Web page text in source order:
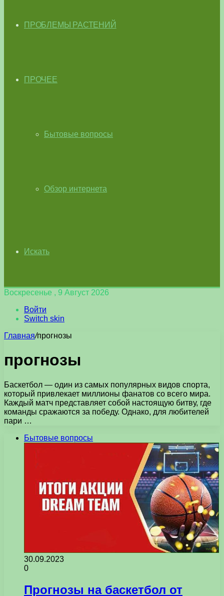
ПРОБЛЕМЫ РАСТЕНИЙ
ПРОЧЕЕ
Бытовые вопросы
Обзор интернета
Искать
Воскресенье , 9 Август 2026
Войти
Switch skin
Главная/прогнозы
прогнозы
Баскетбол — один из самых популярных видов спорта,
который привлекает миллионы фанатов со всего мира.
Каждый матч представляет собой настоящую битву, где
команды сражаются за победу. Однако, для любителей
пари …
Бытовые вопросы
30.09.2023
0
Прогнозы на баскетбол от